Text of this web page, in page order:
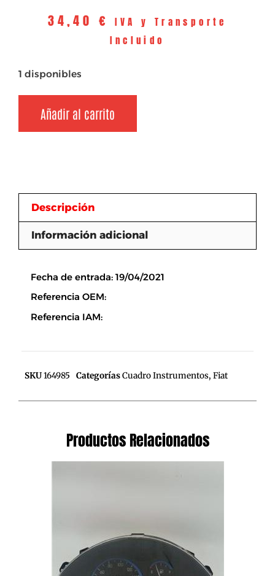
34,40 €
IVA y Transporte
Incluido
1 disponibles
Añadir al carrito
Descripción
Información adicional
Fecha de entrada: 19/04/2021
Referencia OEM:
Referencia IAM:
SKU164985 CategoríasCuadro Instrumentos, Fiat
Productos Relacionados